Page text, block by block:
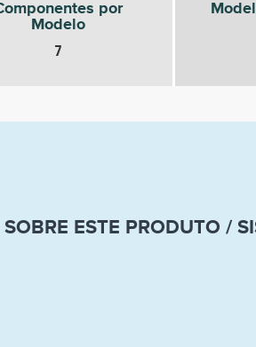
por
Modelo
7
ESTE PRODUTO /